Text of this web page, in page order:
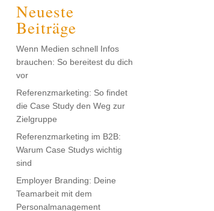
Neueste
Beiträge
Wenn Medien schnell Infos
brauchen: So bereitest du dich
vor
Referenzmarketing: So findet
die Case Study den Weg zur
Zielgruppe
Referenzmarketing im B2B:
Warum Case Studys wichtig
sind
Employer Branding: Deine
Teamarbeit mit dem
Personalmanagement